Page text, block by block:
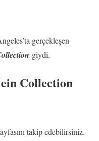
gerçekleşen
giydi.
Collection
takip edebilirsiniz.